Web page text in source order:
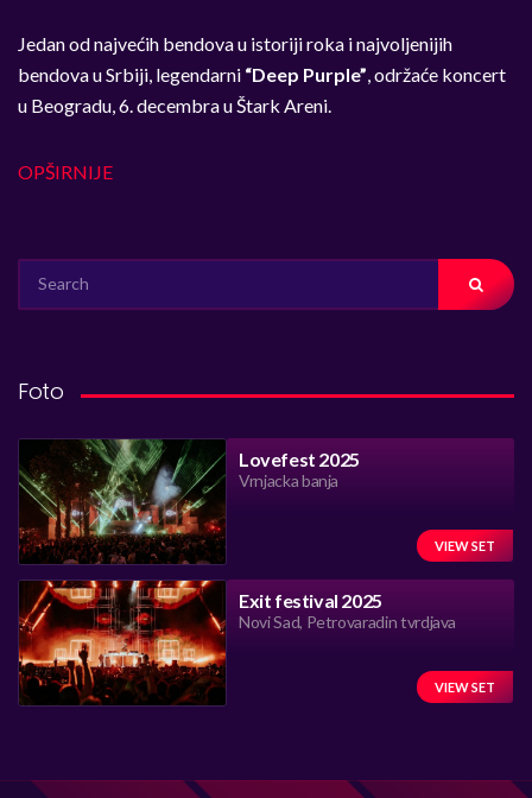
Jedan od najvećih bendova u istoriji roka i najvoljenijih
bendova u Srbiji, legendarni “Deep Purple” , održaće koncert
u Beogradu, 6. decembra u Štark Areni.
OPŠIRNIJE
FOR:
Foto
Lovefest 2025
Vrnjacka banja
VIEW SET
Exit festival 2025
Novi Sad, Petrovaradin tvrdjava
VIEW SET